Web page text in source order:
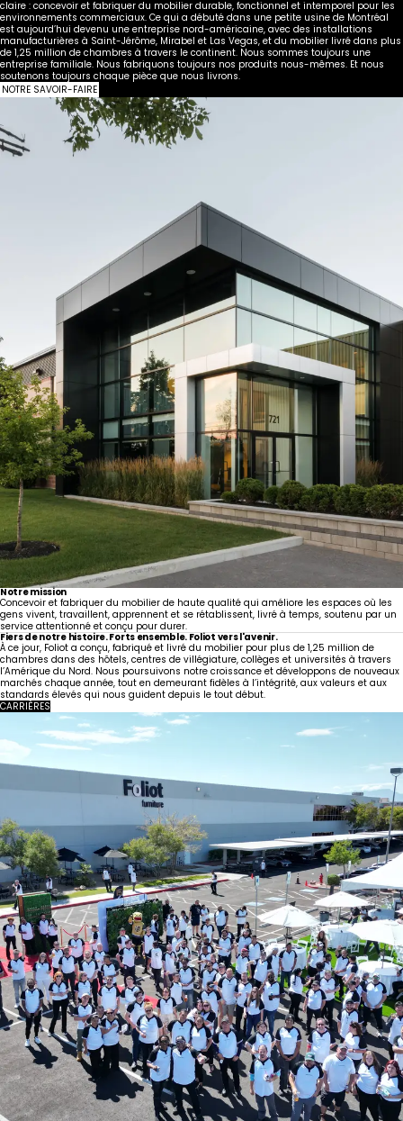
claire : concevoir et fabriquer du mobilier durable, fonctionnel et intemporel pour les
environnements commerciaux. Ce qui a débuté dans une petite usine de Montréal
est aujourd’hui devenu une entreprise nord-américaine, avec des installations
manufacturières à Saint-Jérôme, Mirabel et Las Vegas, et du mobilier livré dans plus
de 1,25 million de chambres à travers le continent. Nous sommes toujours une
entreprise familiale. Nous fabriquons toujours nos produits nous-mêmes. Et nous
soutenons toujours chaque pièce que nous livrons.
NOTRE SAVOIR-FAIRE
Notre mission
Concevoir et fabriquer du mobilier de haute qualité qui améliore les espaces où les
gens vivent, travaillent, apprennent et se rétablissent, livré à temps, soutenu par un
service attentionné et conçu pour durer.
Fiers de notre histoire. Forts ensemble. Foliot vers l'avenir.
À ce jour, Foliot a conçu, fabriqué et livré du mobilier pour plus de 1,25 million de
chambres dans des hôtels, centres de villégiature, collèges et universités à travers
l’Amérique du Nord. Nous poursuivons notre croissance et développons de nouveaux
marchés chaque année, tout en demeurant fidèles à l’intégrité, aux valeurs et aux
standards élevés qui nous guident depuis le tout début.
CARRIÈRES